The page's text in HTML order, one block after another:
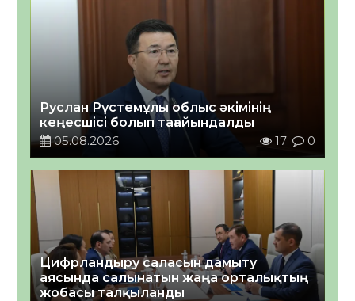
Руслан Рүстемұлы облыс әкімінің
кеңесшісі болып тағайындалды
05.08.2026
17 0
Цифрландыру саласын дамыту
аясында салынатын жаңа орталықтың
жобасы талқыланды